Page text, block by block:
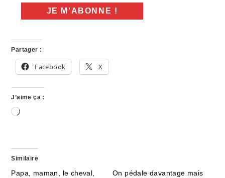
Partager :
Facebook X
J’aime ça :
Chargement…
Similaire
Papa, maman, le cheval,
On pédale davantage mais